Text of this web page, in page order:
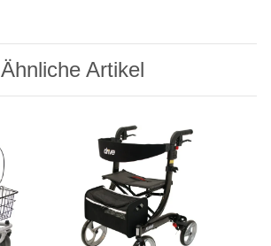
Ähnliche Artikel